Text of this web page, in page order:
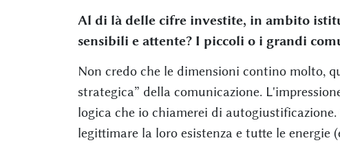
Al di là delle cifre investite, in ambito
sensibili e attente? I piccoli o i grandi
Non credo che le dimensioni contino molto,
strategica” della comunicazione.
logica che io chiamerei di
legittimare la loro esistenza e tutte le energie